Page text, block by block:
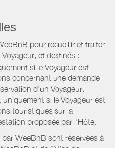
pour recueillir et traiter
et destinés :
si le Voyageur est
concernant une demande
d'un Voyageur.
uniquement si le Voyageur est
touristiques sur la
proposée par l'Hôte.
WeeBnB sont réservées à